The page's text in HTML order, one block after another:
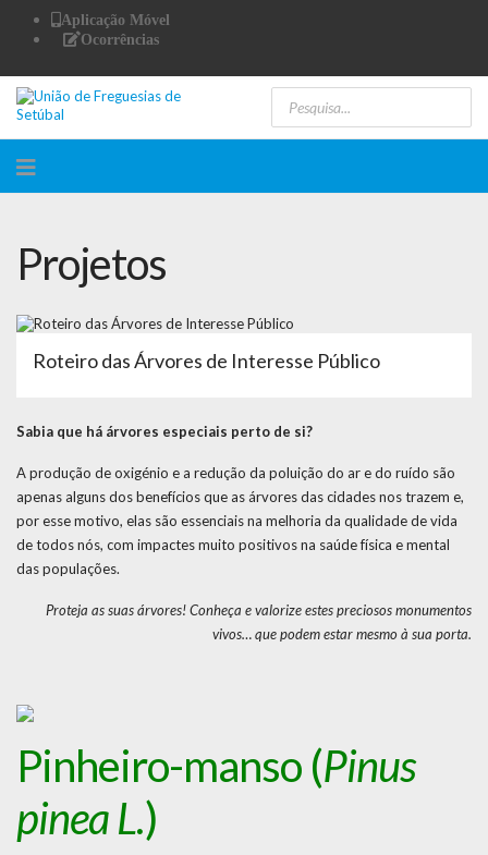
Aplicação Móvel
Ocorrências
Projetos
Roteiro das Árvores de Interesse Público
Sabia que há árvores especiais perto de si?
A produção de oxigénio e a redução da poluição do ar e do ruído são
apenas alguns dos benefícios que as árvores das cidades nos trazem e,
por esse motivo, elas são essenciais na melhoria da qualidade de vida
de todos nós, com impactes muito positivos na saúde física e mental
das populações.
Proteja as suas árvores! Conheça e valorize estes preciosos monumentos
vivos… que podem estar mesmo à sua porta.
Pinheiro-manso (Pinus
pinea L.)